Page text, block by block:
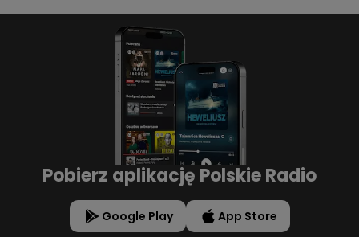
Pobierz aplikację Polskie Radio
Google Play App Store